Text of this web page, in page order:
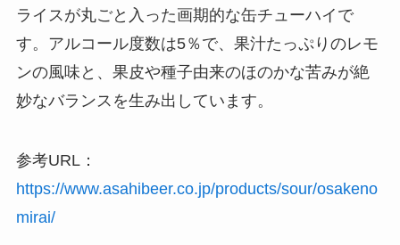
ライスが丸ごと入った画期的な缶チューハイで
す。アルコール度数は5％で、果汁たっぷりのレモ
ンの風味と、果皮や種子由来のほのかな苦みが絶
妙なバランスを生み出しています。
参考URL：
https://www.asahibeer.co.jp/products/sour/osakeno
mirai/